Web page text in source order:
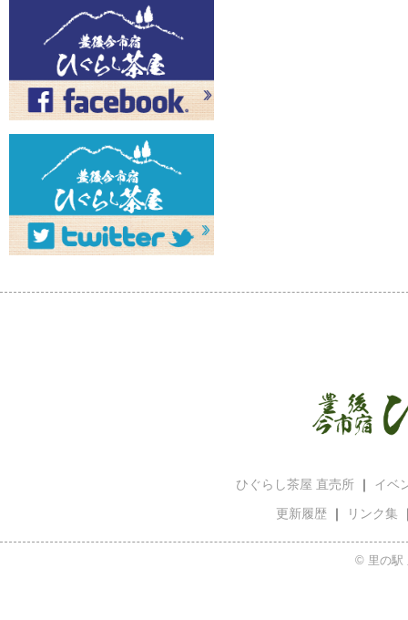
ひぐらし茶屋 直売所 ｜ イベ
更新履歴 ｜ リンク集
© 里の駅